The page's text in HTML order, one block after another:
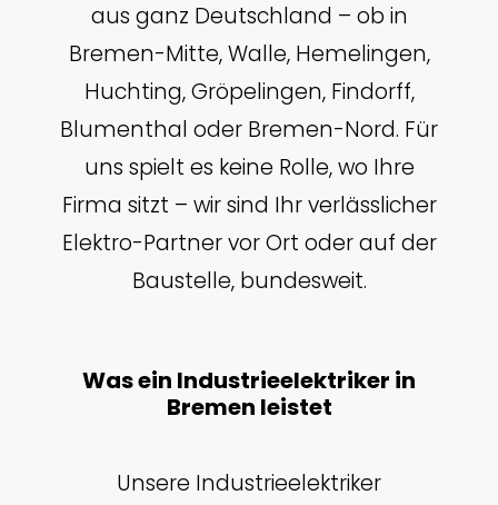
aus ganz Deutschland – ob in
Bremen-Mitte, Walle, Hemelingen,
Huchting, Gröpelingen, Findorff,
Blumenthal oder Bremen-Nord. Für
uns spielt es keine Rolle, wo Ihre
Firma sitzt – wir sind Ihr verlässlicher
Elektro-Partner vor Ort oder auf der
Baustelle, bundesweit.
Was ein Industrieelektriker in
Bremen leistet
Unsere Industrieelektriker